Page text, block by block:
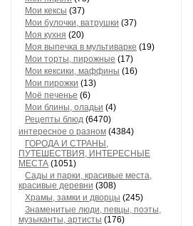
Мои кексы (37)
Мои булочки, ватрушки (37)
Моя кухня (20)
Моя выпечка в мультиварке (19)
Мои торты, пирожные (17)
Мои кексики, маффины (16)
Мои пирожки (13)
Моё печенье (6)
Мои блины, оладьи (4)
Рецепты блюд (6470)
интересное о разном (4384)
ГОРОДА И СТРАНЫ,
ПУТЕШЕСТВИЯ, ИНТЕРЕСНЫЕ
МЕСТА (1051)
Сады и парки, красивые места,
красивые деревни (308)
Храмы, замки и дворцы (245)
Знаменитые люди, певцы, поэты,
музыканты, артисты (176)